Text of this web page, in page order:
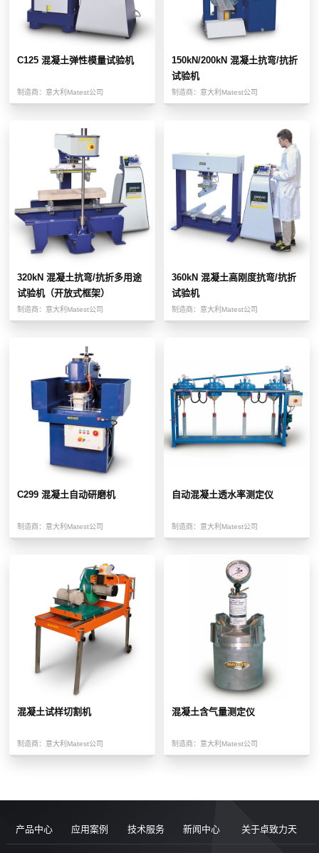
C125 混凝土弹性模量试验机
制造商： 意大利Matest公司
150kN/200kN 混凝土抗弯/抗折
试验机
制造商： 意大利Matest公司
320kN 混凝土抗弯/抗折多用途
试验机（开放式框架）
制造商： 意大利Matest公司
360kN 混凝土高刚度抗弯/抗折
试验机
制造商： 意大利Matest公司
C299 混凝土自动研磨机
制造商： 意大利Matest公司
自动混凝土透水率测定仪
制造商： 意大利Matest公司
混凝土试样切割机
制造商： 意大利Matest公司
混凝土含气量测定仪
制造商： 意大利Matest公司
产品中心 应用案例 技术服务 新闻中心 关于卓致力天